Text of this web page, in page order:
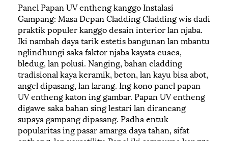
Panel Papan UV entheng kanggo Instalasi
Gampang: Masa Depan Cladding Cladding wis dadi
praktik populer kanggo desain interior lan njaba.
Iki nambah daya tarik estetis bangunan lan mbantu
nglindhungi saka faktor njaba kayata cuaca,
bledug, lan polusi. Nanging, bahan cladding
tradisional kaya keramik, beton, lan kayu bisa abot,
angel dipasang, lan larang. Ing kono panel papan
UV entheng katon ing gambar. Papan UV entheng
digawe saka bahan sing lestari lan dirancang
supaya gampang dipasang. Padha entuk
popularitas ing pasar amarga daya tahan, sifat